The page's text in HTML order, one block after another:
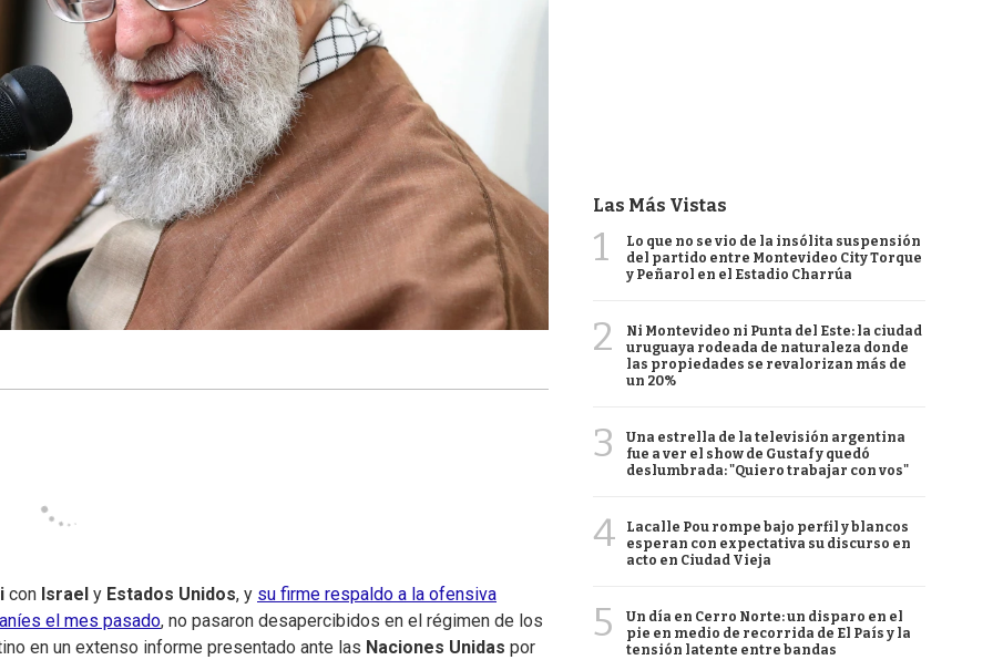
con Israel y Estados Unidos, y su firme respaldo a la ofensiva
el mes pasado, no pasaron desapercibidos en el régimen de los
en un extenso informe presentado ante las Naciones Unidas por
Las Más Vistas
1
Lo que no se vio de la insólita suspensión
del partido entre Montevideo City Torque
y Peñarol en el Estadio Charrúa
2
Ni Montevideo ni Punta del Este: la ciudad
uruguaya rodeada de naturaleza donde
las propiedades se revalorizan más de
un 20%
3
Una estrella de la televisión argentina
fue a ver el show de Gustaf y quedó
deslumbrada: "Quiero trabajar con vos"
4
Lacalle Pou rompe bajo perfil y blancos
esperan con expectativa su discurso en
acto en Ciudad Vieja
5
Un día en Cerro Norte: un disparo en el
pie en medio de recorrida de El País y la
tensión latente entre bandas